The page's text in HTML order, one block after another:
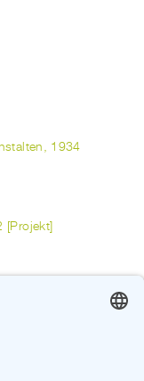
1934
[Projekt]